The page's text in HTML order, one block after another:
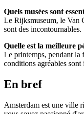
Quels musées sont
Le Rijksmuseum, le Van
sont des incontournables.
Quelle est la meilleure
Le printemps, pendant la
conditions agréables sont
En bref
Amsterdam est une ville